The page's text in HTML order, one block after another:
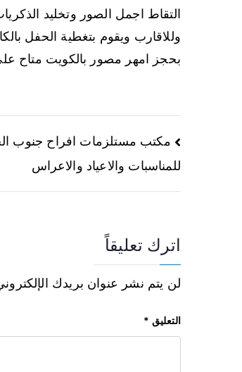
التقاط اجمل الصور وتخليد
وللاقارب ويقوم بتغطية الحفل
بحجز امهر مصور بالكويت متاح
للمناسبات والاعياد والاعراس
اترك تعليقاً
لن يتم نشر عنوان بريدك
التعليق *